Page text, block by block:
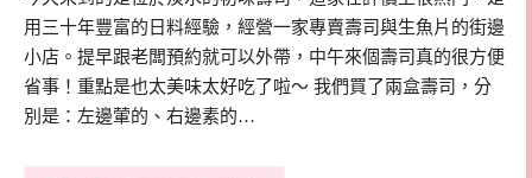
用三十年豐富的日料經驗，經營一家專賣壽司與生魚片的街邊
小店。提早跟老闆預約就可以外帶，中午來個壽司真的很方便
省事！重點是也太美味太好吃了啦～ 我們買了兩盒壽司，分
別是：左邊葷的、右邊素的…